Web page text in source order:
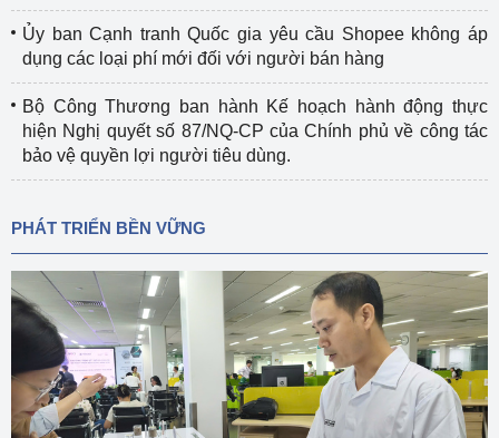
Ủy ban Cạnh tranh Quốc gia yêu cầu Shopee không áp
dụng các loại phí mới đối với người bán hàng
Bộ Công Thương ban hành Kế hoạch hành động thực
hiện Nghị quyết số 87/NQ-CP của Chính phủ về công tác
bảo vệ quyền lợi người tiêu dùng.
PHÁT TRIỂN BỀN VỮNG